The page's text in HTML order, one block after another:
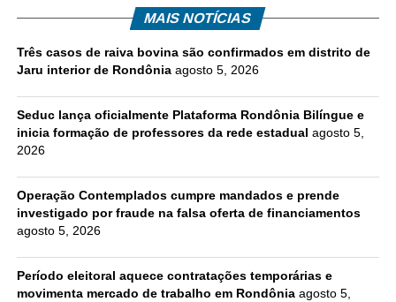
MAIS NOTÍCIAS
Três casos de raiva bovina são confirmados em distrito de
Jaru interior de Rondônia agosto 5, 2026
Seduc lança oficialmente Plataforma Rondônia Bilíngue e
inicia formação de professores da rede estadual agosto 5,
2026
Operação Contemplados cumpre mandados e prende
investigado por fraude na falsa oferta de financiamentos
agosto 5, 2026
Período eleitoral aquece contratações temporárias e
movimenta mercado de trabalho em Rondônia agosto 5,